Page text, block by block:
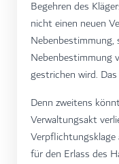
Begehren des
nicht einen neuen
Nebenbestimmung,
Nebenbestimmung
gestrichen wird.
Denn zweitens
Verwaltungsakt
für den Erlass des